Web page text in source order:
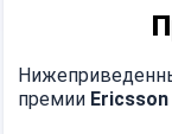
премии